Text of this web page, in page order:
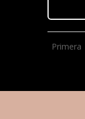
Primera